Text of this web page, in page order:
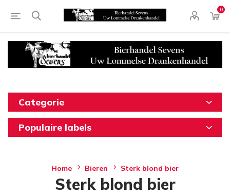
0
Categorie
Populaire labels
Home Bieren Sterk blond bier
Sterk blond bier